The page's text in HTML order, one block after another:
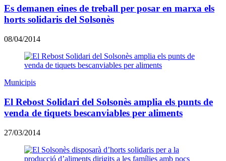
Es demanen eines de treball per posar en marxa els
horts solidaris del Solsonès
08/04/2014
Municipis
El Rebost Solidari del Solsonès amplia els punts de
venda de tiquets bescanviables per aliments
27/03/2014